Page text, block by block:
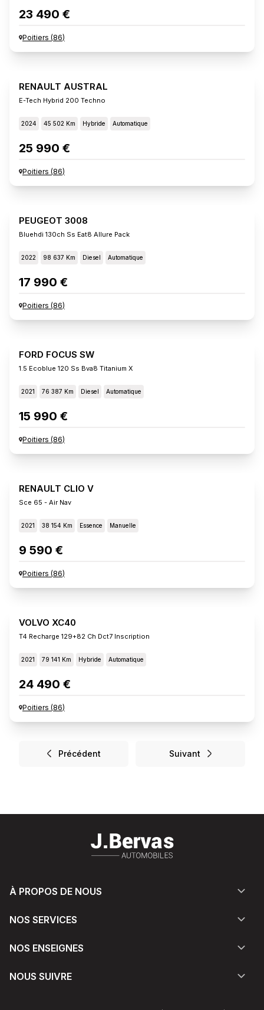
23 490 €
Poitiers (86)
RENAULT AUSTRAL
E-Tech Hybrid 200 Techno
2024 45 502 Km Hybride Automatique
25 990 €
Poitiers (86)
PEUGEOT 3008
Bluehdi 130ch Ss Eat8 Allure Pack
2022 98 637 Km Diesel Automatique
17 990 €
Poitiers (86)
FORD FOCUS SW
1.5 Ecoblue 120 Ss Bva8 Titanium X
2021 76 387 Km Diesel Automatique
15 990 €
Poitiers (86)
RENAULT CLIO V
Sce 65 - Air Nav
2021 38 154 Km Essence Manuelle
9 590 €
Poitiers (86)
VOLVO XC40
T4 Recharge 129+82 Ch Dct7 Inscription
2021 79 141 Km Hybride Automatique
24 490 €
Poitiers (86)
Précédent Suivant
À PROPOS DE NOUS
NOS SERVICES
NOS ENSEIGNES
NOUS SUIVRE